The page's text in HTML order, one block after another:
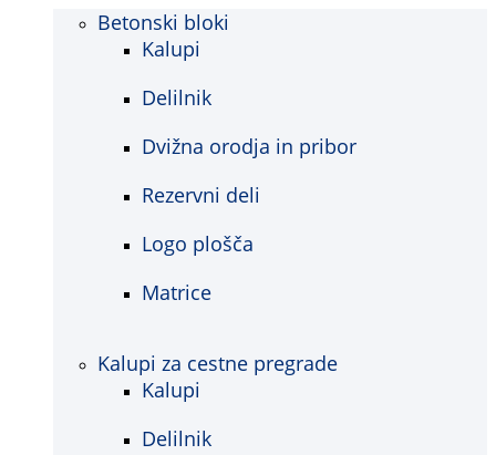
Betonski bloki
Kalupi
Delilnik
Dvižna orodja in pribor
Rezervni deli
Logo plošča
Matrice
Kalupi za cestne pregrade
Kalupi
Delilnik